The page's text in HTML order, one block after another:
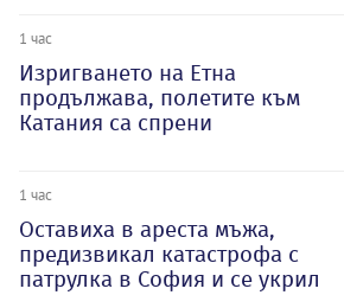
1 час
Изригването на Етна
продължава, полетите към
Катания са спрени
1 час
Оставиха в ареста мъжа,
предизвикал катастрофа с
патрулка в София и се укрил